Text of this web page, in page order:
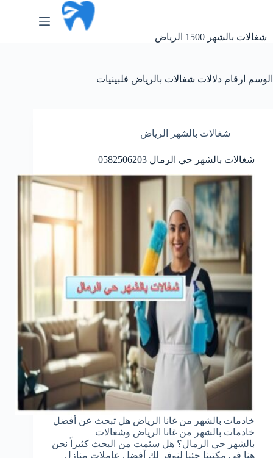
شغالات بالشهر 1500 الرياض
الوسم ارقام دلالات شغالات بالرياض فلبينيات
شغالات بالشهر الرياض
شغالات بالشهر حي الرمال 0582506203
خادمات بالشهر من غانا الرياض هل تبحث عن أفضل
خادمات بالشهر من غانا الرياض وشغالات
بالشهر حي الرمال؟ هل سئمت من البحث كثيراً نحن
هنا في مكتبنا جئنا لنوفر لك أفضل عاملات منازل